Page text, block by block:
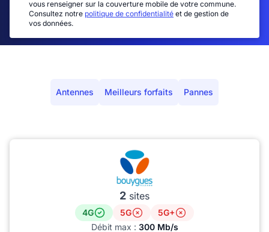
vous renseigner sur la couverture mobile de votre commune.
Consultez notre politique de confidentialité et de gestion de
vos données.
Antennes Meilleurs forfaits Pannes
2 sites
4G 5G
5G+
Débit max : 300 Mb/s